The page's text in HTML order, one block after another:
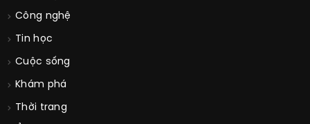
Công nghệ
Tin học
Cuộc sống
Khám phá
Thời trang